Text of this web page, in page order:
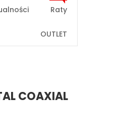
Raty
OUTLET
COAXIAL